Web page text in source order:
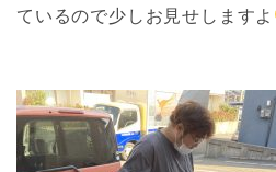
ているので少しお見せしますよ